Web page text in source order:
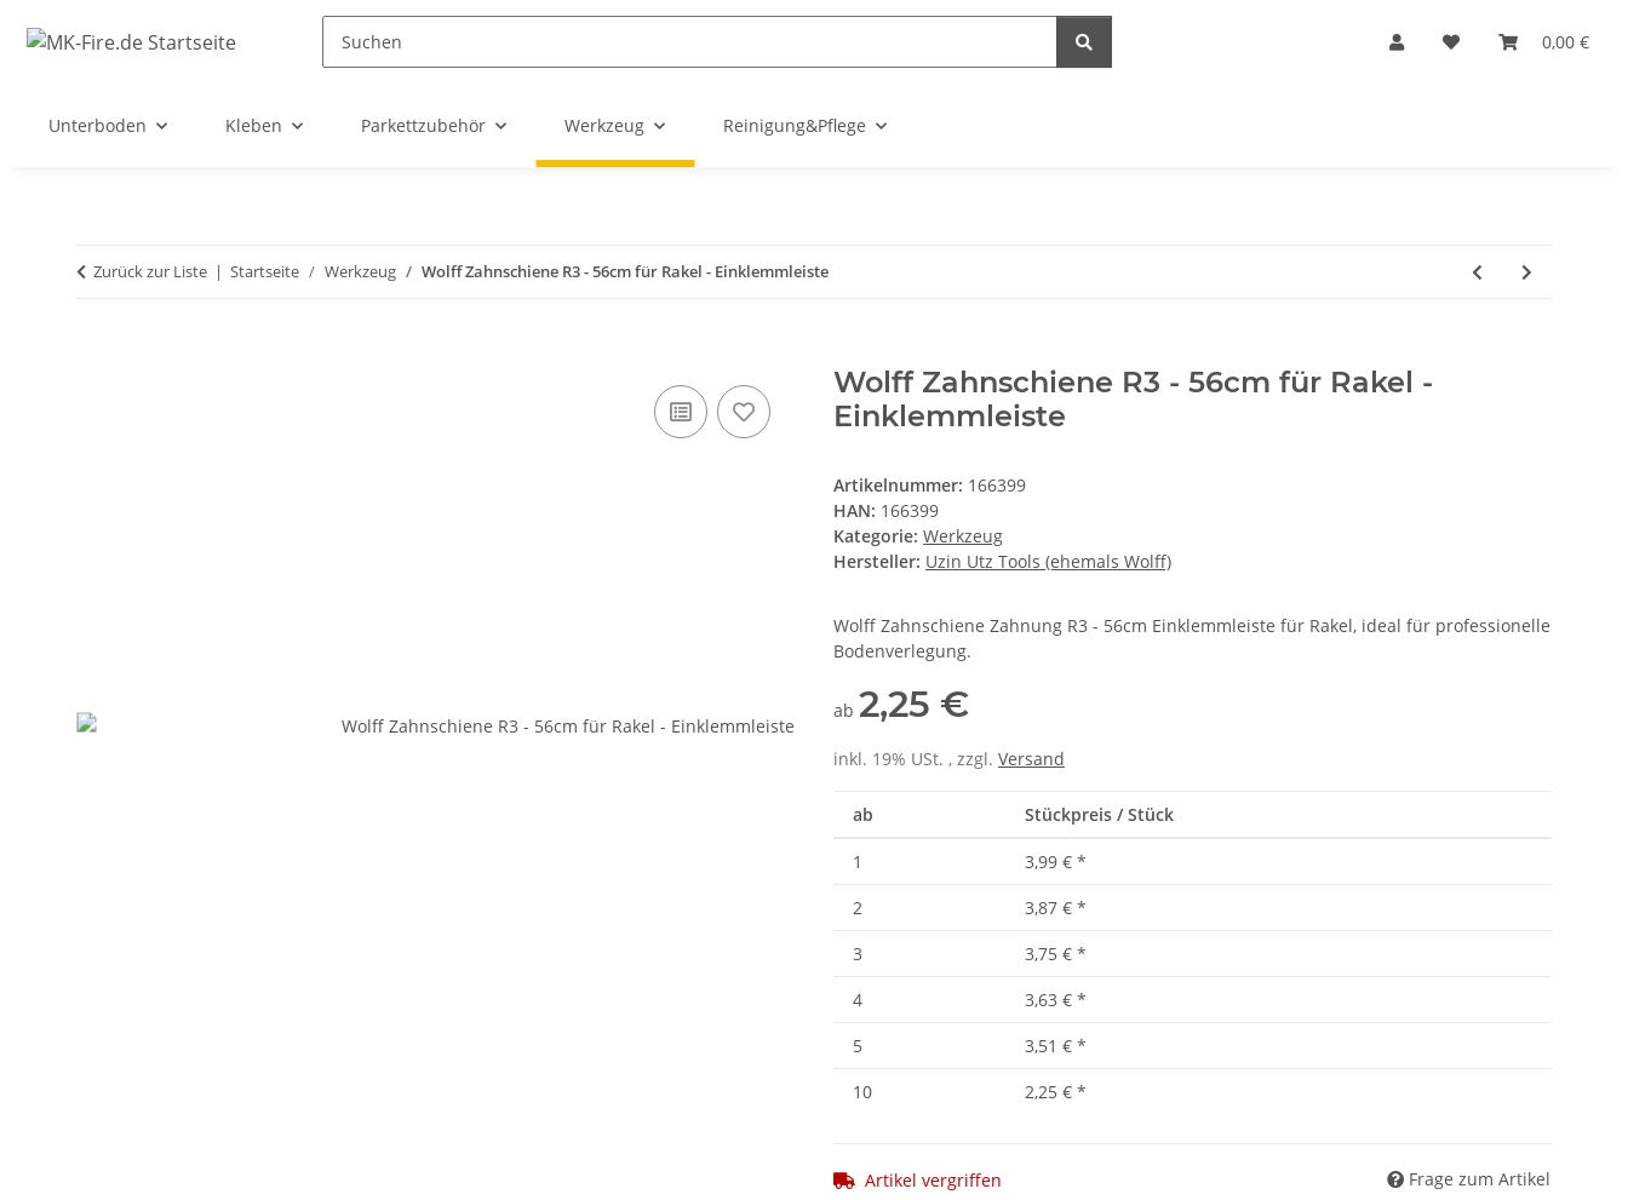
0,00 €
Unterboden Kleben Parkettzubehör Werkzeug Reinigung&Pflege
Zurück zur Liste Startseite Werkzeug Wolff Zahnschiene R3 - 56cm für Rakel - Einklemmleiste
Wolff Zahnschiene R3 - 56cm für Rakel -
Einklemmleiste
Artikelnummer: 166399
HAN: 166399
Kategorie: Werkzeug
Hersteller: Uzin Utz Tools (ehemals Wolff)
Wolff Zahnschiene Zahnung R3 - 56cm Einklemmleiste für Rakel, ideal für professionelle
Bodenverlegung.
ab 2,25 €
inkl. 19% USt. , zzgl. Versand
ab Stückpreis / Stück
1 3,99 € *
2
3,87 € *
3
3,75 € *
4
3,63 € *
5
3,51 € *
10
2,25 € *
Artikel vergriffen Frage zum Artikel